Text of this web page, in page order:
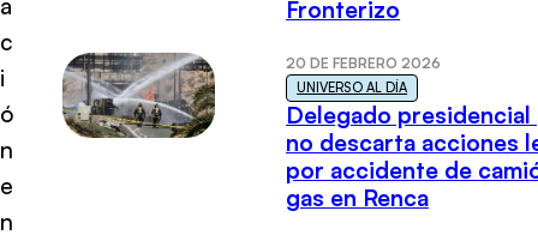
a
c
i
ó
n
e
n
Fronterizo
20 DE FEBRERO 2026
UNIVERSO AL DÍA
Delegado presidencial
no descarta acciones
por accidente de
gas en Renca